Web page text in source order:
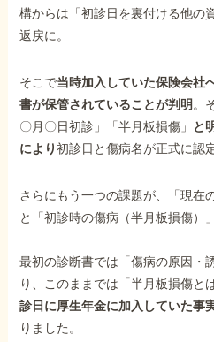
構からは「初診日を裏付ける他の
返戻に。
そこで当時加入していた保険会社
書が保管されていることが判明 。
〇月〇日初診」「半月板損傷」
と
により初診日と傷病名が正式に認
さらにもう一つの課題が、「現在
と「初診時の傷病（半月板損傷）
最初の診断書では「傷病の原因・
り、このままでは「半月板損傷と
診日に厚生年金に加入していた事
りました。